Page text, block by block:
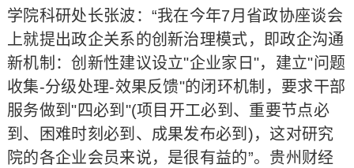
学院科研处长张波：“我在今年7月省政协座谈会
上就提出政企关系的创新治理模式，即政企沟通
新机制：创新性建议设立"企业家日"，建立"问题
收集-分级处理-效果反馈"的闭环机制，要求干部
服务做到"四必到"(项目开工必到、重要节点必
到、困难时刻必到、成果发布必到)，这对研究
院的各企业会员来说，是很有益的”。贵州财经